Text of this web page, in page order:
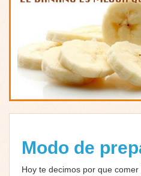
Modo de
Hoy te decimos por que